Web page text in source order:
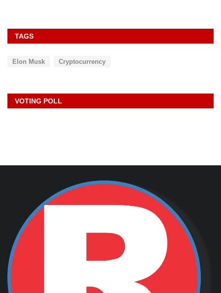
TAGS
Elon Musk Cryptocurrency
VOTING POLL